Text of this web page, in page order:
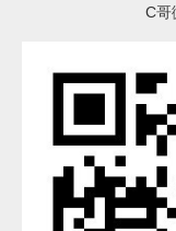
C哥